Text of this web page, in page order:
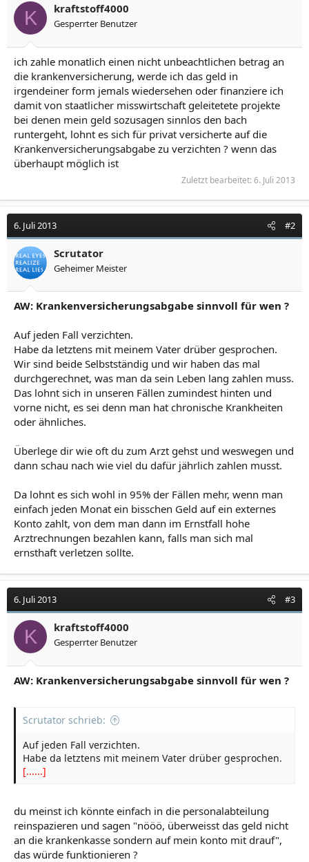
e
t
a
K kraftstoff4000
Gesperrter Benutzer
ich zahle monatlich einen nicht unbeachtlichen betrag an
die krankenversicherung, werde ich das geld in
irgendeiner form jemals wiedersehen oder finanziere ich
damit von staatlicher misswirtschaft geleitetete projekte
bei denen mein geld sozusagen sinnlos den bach
runtergeht, lohnt es sich für privat versicherte auf die
Krankenversicherungsabgabe zu verzichten ? wenn das
überhaupt möglich ist
Zuletzt bearbeitet: 6. Juli 2013
6. Juli 2013 #2
Scrutator
Geheimer Meister
AW: Krankenversicherungsabgabe sinnvoll für wen ?
Auf jeden Fall verzichten.
Habe da letztens mit meinem Vater drüber gesprochen.
Wir sind beide Selbstständig und wir haben das mal
durchgerechnet, was man da sein Leben lang zahlen muss.
Das lohnt sich in unseren Fällen zumindest hinten und
vorne nicht, es sei denn man hat chronische Krankheiten
oder ähnliches.
Überlege dir wie oft du zum Arzt gehst und weswegen und
dann schau nach wie viel du dafür jährlich zahlen musst.
Da lohnt es sich wohl in 95% der Fällen mehr, wenn man
einfach jeden Monat ein bisschen Geld auf ein externes
Konto zahlt, von dem man dann im Ernstfall hohe
Arztrechnungen bezahlen kann, falls man sich mal
ernsthaft verletzen sollte.
6. Juli 2013 #3
K kraftstoff4000
Gesperrter Benutzer
AW: Krankenversicherungsabgabe sinnvoll für wen ?
Scrutator schrieb:
Auf jeden Fall verzichten.
Habe da letztens mit meinem Vater drüber gesprochen.
[......]
du meinst ich könnte einfach in die personalabteilung
reinspazieren und sagen "nööö, überweisst das geld nicht
an die krankenkasse sondern auf mein konto mit drauf",
das würde funktionieren ?